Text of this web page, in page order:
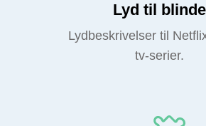
Lyd til blinde
Lydbeskrivelser til
tv-serier.